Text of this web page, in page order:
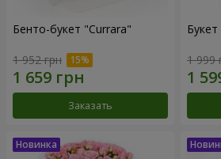
Бенто-букет "Currara"
1 952 грн
Заказать
1 999